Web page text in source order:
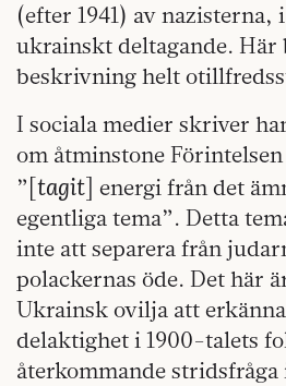
(efter 1941) av nazisterna,
ukrainskt deltagande. Här
beskrivning helt
I sociala medier skriver
om åtminstone
”[tagit] energi från det
egentliga tema”. Detta
inte att separera från
polackernas öde. Det här
Ukrainsk ovilja att
delaktighet i 1900-talets
återkommande stridsfråga